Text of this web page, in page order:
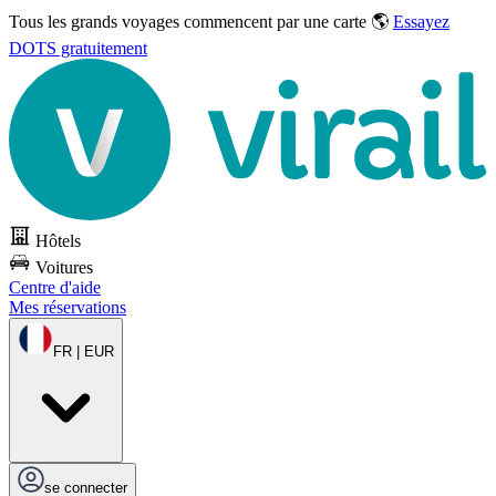
Tous les grands voyages commencent par une carte 🌎 Essayez
DOTS gratuitement
Hôtels
Voitures
Centre d'aide
Mes réservations
FR | EUR
se connecter